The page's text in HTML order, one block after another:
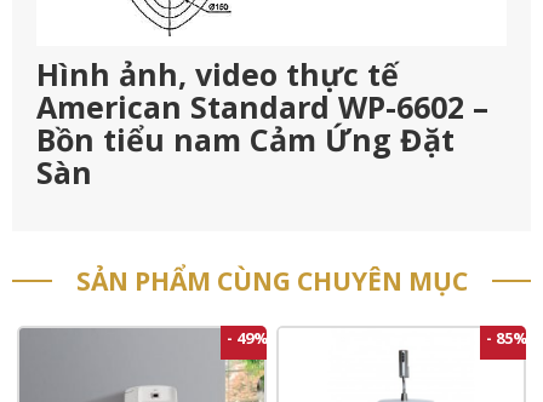
Hình ảnh, video thực tế
American Standard WP-6602 –
Bồn tiểu nam Cảm Ứng Đặt
Sàn
SẢN PHẨM CÙNG CHUYÊN MỤC
- 49% - 85%